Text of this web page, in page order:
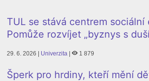
TUL se stává centrem
Pomůže rozvíjet „byznys s
29. 6. 2026 | Univerzita | 1 879
Šperk pro hrdiny, kteří mění